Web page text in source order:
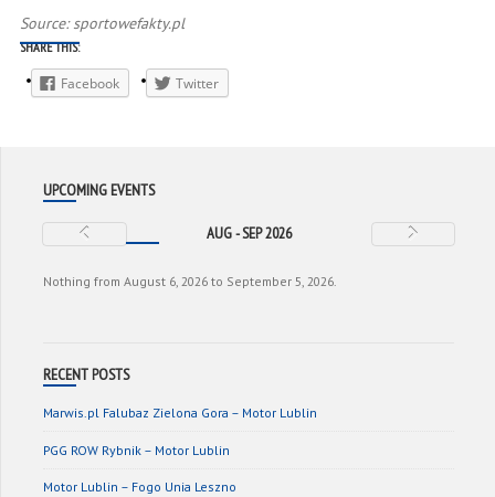
Source: sportowefakty.pl
SHARE THIS:
Facebook Twitter
UPCOMING EVENTS
AUG - SEP 2026
Nothing from August 6, 2026 to September 5, 2026.
RECENT POSTS
Marwis.pl Falubaz Zielona Gora – Motor Lublin
PGG ROW Rybnik – Motor Lublin
Motor Lublin – Fogo Unia Leszno